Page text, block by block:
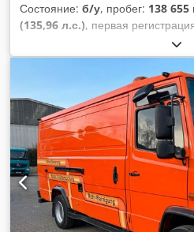
Состояние: б/у, пробег: 138 655
(135,96 л.с.), первая
,
08/2028, цвет:оранжевый, тип
Евро 4, Год
,